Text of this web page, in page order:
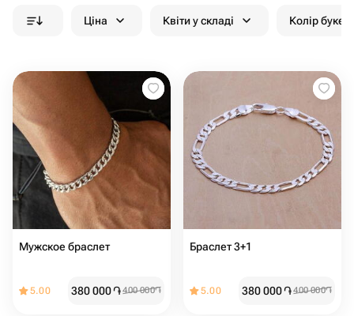
Ціна Квіти у складі Колір
Мужское браслет
5.00 380 000֏400 000֏
Браслет 3+1
5.00 380 000֏400 000֏